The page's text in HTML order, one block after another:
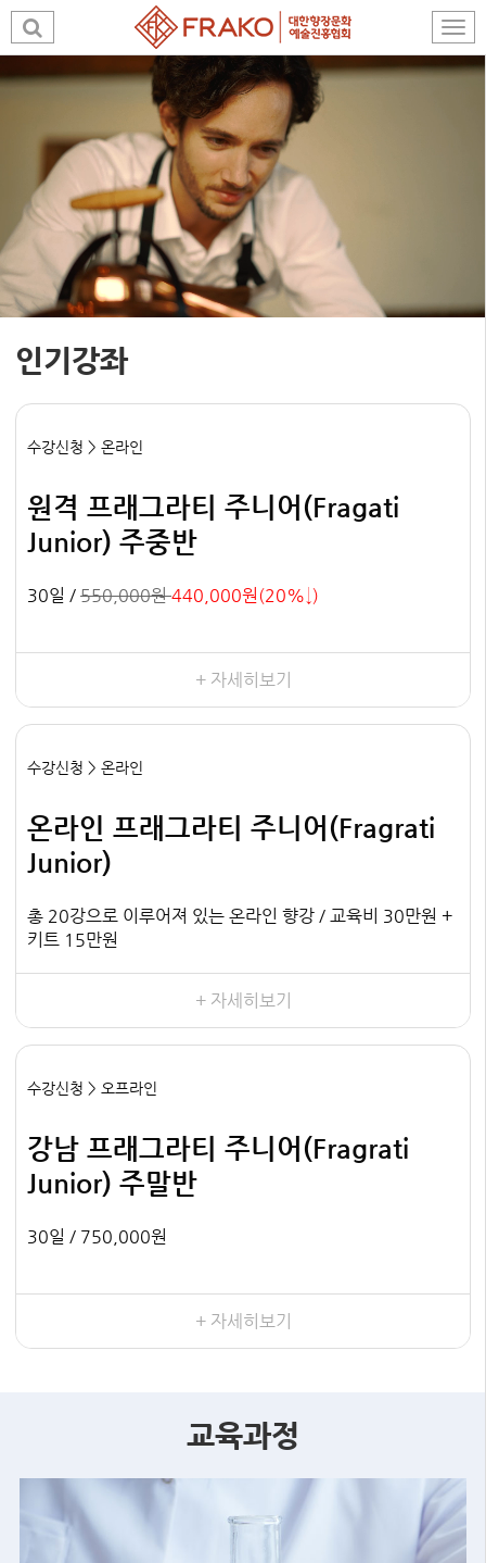
인기강좌
수강신청 > 온라인
원격 프래그라티 주니어(Fragati
Junior) 주중반
30일 / 550,000원440,000원(20%↓)
+ 자세히보기
수강신청 > 온라인
온라인 프래그라티 주니어(Fragrati
Junior)
총 20강으로 이루어져 있는 온라인 향강 / 교육비 30만원 +
키트 15만원
+ 자세히보기
수강신청 > 오프라인
강남 프래그라티 주니어(Fragrati
Junior) 주말반
30일 / 750,000원
+ 자세히보기
교육과정